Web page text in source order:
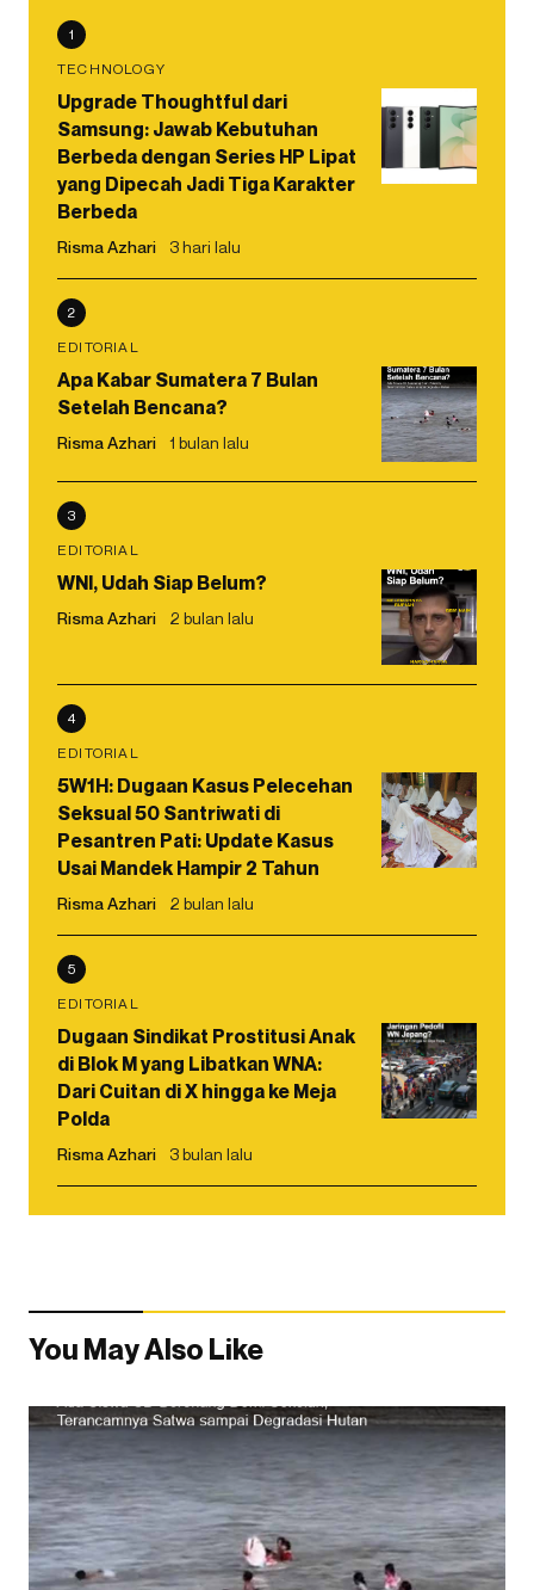
1
TECHNOLOGY
Upgrade Thoughtful dari
Samsung: Jawab Kebutuhan
Berbeda dengan Series HP Lipat
yang Dipecah Jadi Tiga Karakter
Berbeda
Risma Azhari 3 hari lalu
2
EDITORIAL
Apa Kabar Sumatera 7 Bulan
Setelah Bencana?
Risma Azhari 1 bulan lalu
3
EDITORIAL
WNI, Udah Siap Belum?
Risma Azhari 2 bulan lalu
4
EDITORIAL
5W1H: Dugaan Kasus Pelecehan
Seksual 50 Santriwati di
Pesantren Pati: Update Kasus
Usai Mandek Hampir 2 Tahun
Risma Azhari 2 bulan lalu
5
EDITORIAL
Dugaan Sindikat Prostitusi Anak
di Blok M yang Libatkan WNA:
Dari Cuitan di X hingga ke Meja
Polda
Risma Azhari 3 bulan lalu
You May Also Like